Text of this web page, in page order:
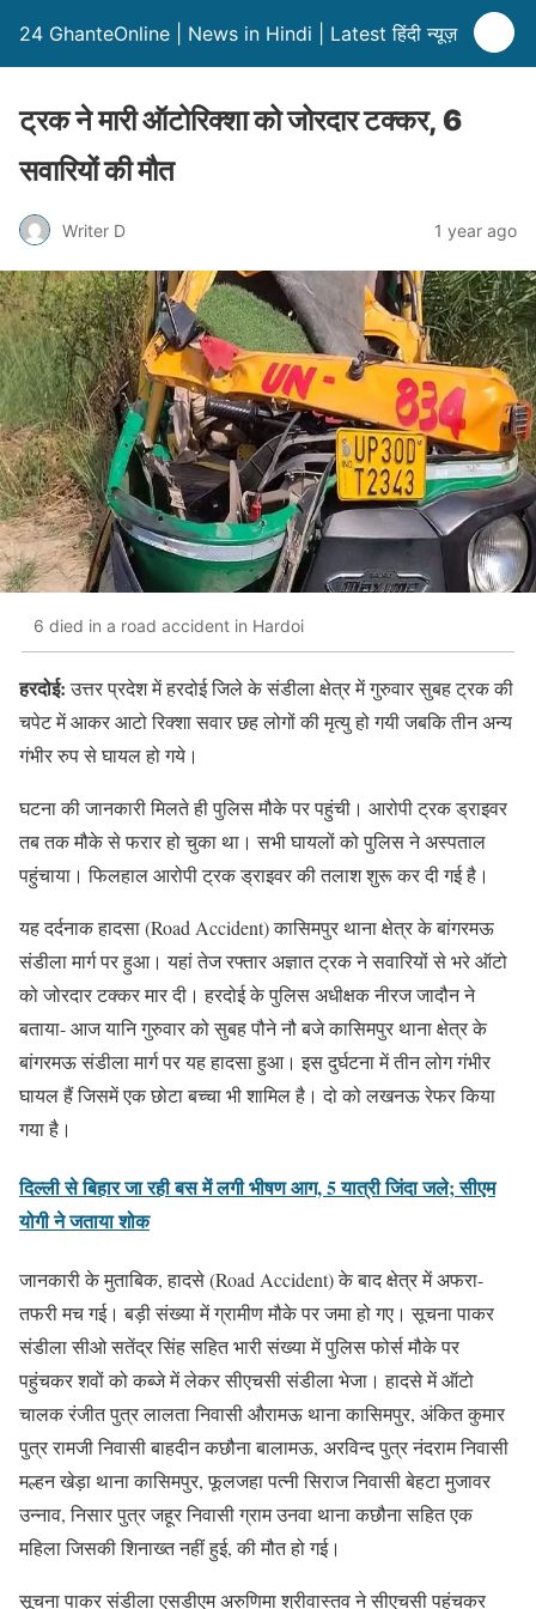
24 GhanteOnline | News in Hindi | Latest हिंदी न्यूज़
ट्रक ने मारी ऑटोरिक्शा को जोरदार टक्कर, 6
सवारियों की मौत
Writer D 1 year ago
6 died in a road accident in Hardoi
हरदोई:उत्तर प्रदेश में हरदोई जिले के संडीला क्षेत्र में गुरुवार सुबह ट्रक की
चपेट में आकर आटो रिक्शा सवार छह लोगों की मृत्यु हो गयी जबकि तीन अन्य
गंभीर रुप से घायल हो गये।
घटना की जानकारी मिलते ही पुलिस मौके पर पहुंची। आरोपी ट्रक ड्राइवर
तब तक मौके से फरार हो चुका था। सभी घायलों को पुलिस ने अस्पताल
पहुंचाया। फिलहाल आरोपी ट्रक ड्राइवर की तलाश शुरू कर दी गई है।
यह दर्दनाक हादसा (Road Accident) कासिमपुर थाना क्षेत्र के बांगरमऊ
संडीला मार्ग पर हुआ। यहां तेज रफ्तार अज्ञात ट्रक ने सवारियों से भरे ऑटो
को जोरदार टक्कर मार दी। हरदोई के पुलिस अधीक्षक नीरज जादौन ने
बताया- आज यानि गुरुवार को सुबह पौने नौ बजे कासिमपुर थाना क्षेत्र के
बांगरमऊ संडीला मार्ग पर यह हादसा हुआ। इस दुर्घटना में तीन लोग गंभीर
घायल हैं जिसमें एक छोटा बच्चा भी शामिल है। दो को लखनऊ रेफर किया
गया है।
दिल्ली से बिहार जा रही बस में लगी भीषण आग, 5 यात्री जिंदा जले; सीएम
योगी ने जताया शोक
जानकारी के मुताबिक, हादसे (Road Accident) के बाद क्षेत्र में अफरा-
तफरी मच गई। बड़ी संख्या में ग्रामीण मौके पर जमा हो गए। सूचना पाकर
संडीला सीओ सतेंद्र सिंह सहित भारी संख्या में पुलिस फोर्स मौके पर
पहुंचकर शवों को कब्जे में लेकर सीएचसी संडीला भेजा। हादसे में ऑटो
चालक रंजीत पुत्र लालता निवासी औरामऊ थाना कासिमपुर, अंकित कुमार
पुत्र रामजी निवासी बाहदीन कछौना बालामऊ, अरविन्द पुत्र नंदराम निवासी
मल्हन खेड़ा थाना कासिमपुर, फूलजहा पत्नी सिराज निवासी बेहटा मुजावर
उन्नाव, निसार पुत्र जहूर निवासी ग्राम उनवा थाना कछौना सहित एक
महिला जिसकी शिनाख्त नहीं हुई, की मौत हो गई।
सूचना पाकर संडीला एसडीएम अरुणिमा श्रीवास्तव ने सीएचसी पहुंचकर